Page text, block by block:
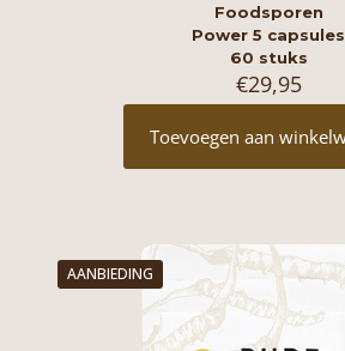
Foodsporen
Power 5 capsules
60 stuks
€29,95
Toevoegen aan
AANBIEDING